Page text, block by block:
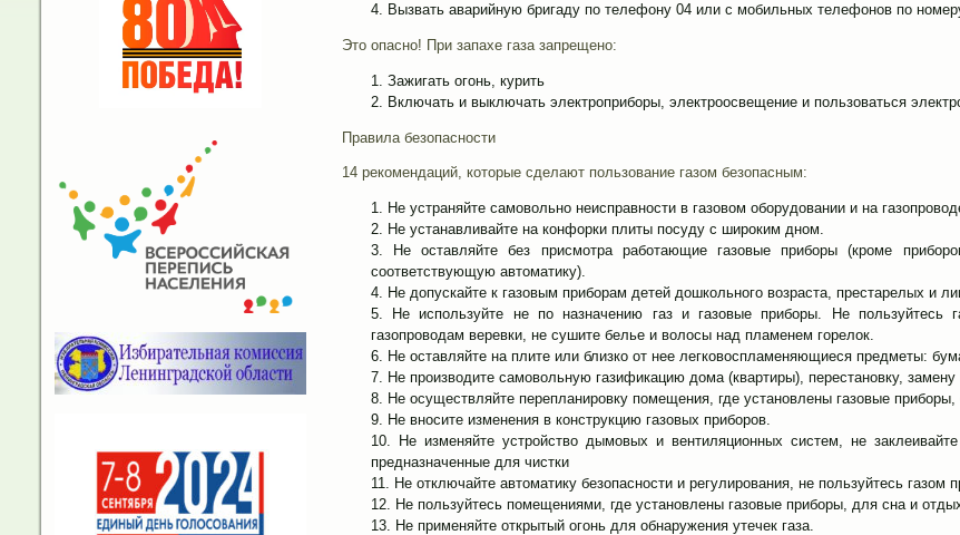
Вызвать аварийную бригаду по телефону 04 или с мобильных телефонов по
Это опасно! При запахе газа запрещено:
Зажигать огонь, курить
Включать и выключать электроприборы, электроосвещение и пользоваться
Правила безопасности
14 рекомендаций, которые сделают пользование газом безопасным:
Не устраняйте самовольно неисправности в газовом оборудовании и на
Не устанавливайте на конфорки плиты посуду с широким дном.
Не оставляйте без присмотра работающие газовые приборы (кроме
соответствующую автоматику).
Не допускайте к газовым приборам детей дошкольного возраста, престарелых и
Не используйте не по назначению газ и газовые приборы. Не
газопроводам веревки, не сушите белье и волосы над пламенем горелок.
Не оставляйте на плите или близко от нее легковоспламеняющиеся предметы:
Не производите самовольную газификацию дома (квартиры), перестановку, замену
Не осуществляйте перепланировку помещения, где установлены газовые
Не вносите изменения в конструкцию газовых приборов.
Не изменяйте устройство дымовых и вентиляционных систем, не
предназначенные для чистки
Не отключайте автоматику безопасности и регулирования, не пользуйтесь
Не пользуйтесь помещениями, где установлены газовые приборы, для сна и
Не применяйте открытый огонь для обнаружения утечек газа.